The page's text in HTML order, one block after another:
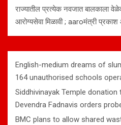
राज्यातील प्रत्येक नवजात बालकाला
आरोग्यसेवा मिळावी ; aaroमंत्री
English-medium dreams of
164 unauthorised schools
Siddhivinayak Temple
Devendra Fadnavis orders
BMC plans to allow shared